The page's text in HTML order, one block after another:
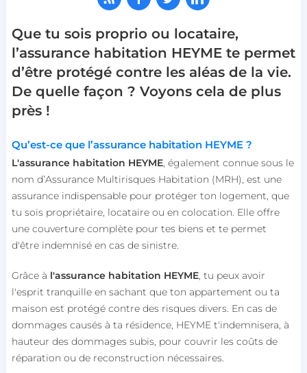
Que tu sois proprio ou locataire,
l’assurance habitation HEYME te permet
d’être protégé contre les aléas de la vie.
De quelle façon ? Voyons cela de plus
près !
Qu’est-ce que l’assurance habitation HEYME ?
L'assurance habitation HEYME, également connue sous le
nom d’Assurance Multirisques Habitation (MRH), est une
assurance indispensable pour protéger ton logement, que
tu sois propriétaire, locataire ou en colocation. Elle offre
une couverture complète pour tes biens et te permet
d'être indemnisé en cas de sinistre.
Grâce à l'assurance habitation HEYME, tu peux avoir
l'esprit tranquille en sachant que ton appartement ou ta
maison est protégé contre des risques divers. En cas de
dommages causés à ta résidence, HEYME t'indemnisera, à
hauteur des dommages subis, pour couvrir les coûts de
réparation ou de reconstruction nécessaires.